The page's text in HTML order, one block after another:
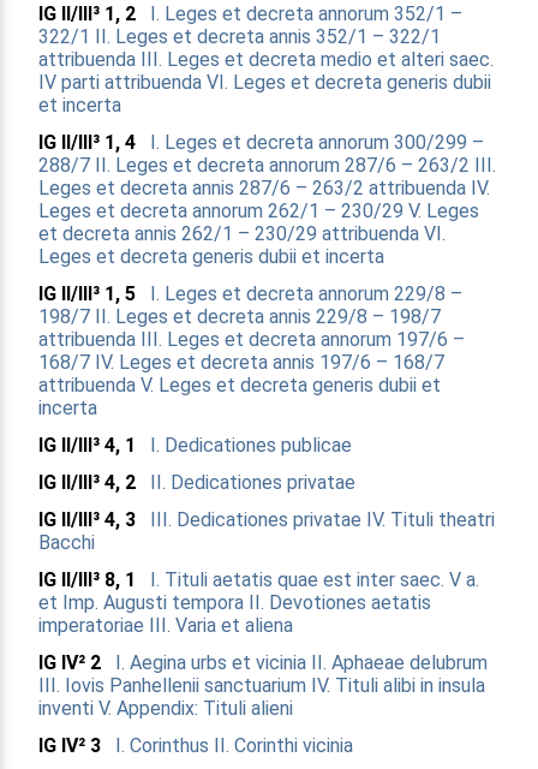
IG II/III³ 1, 2
I. Leges et decreta annorum 352/1 –
322/1 II. Leges et decreta annis 352/1 – 322/1
attribuenda III. Leges et decreta medio et alteri saec.
IV parti attribuenda VI. Leges et decreta generis dubii
et incerta
IG II/III³ 1, 4
I. Leges et decreta annorum 300/299 –
288/7 II. Leges et decreta annorum 287/6 – 263/2 III.
Leges et decreta annis 287/6 – 263/2 attribuenda IV.
Leges et decreta annorum 262/1 – 230/29 V. Leges
et decreta annis 262/1 – 230/29 attribuenda VI.
Leges et decreta generis dubii et incerta
IG II/III³ 1, 5
I. Leges et decreta annorum 229/8 –
198/7 II. Leges et decreta annis 229/8 – 198/7
attribuenda III. Leges et decreta annorum 197/6 –
168/7 IV. Leges et decreta annis 197/6 – 168/7
attribuenda V. Leges et decreta generis dubii et
incerta
IG II/III³ 4, 1
I. Dedicationes publicae
IG II/III³ 4, 2
II. Dedicationes privatae
IG II/III³ 4, 3
III. Dedicationes privatae IV. Tituli theatri
Bacchi
IG II/III³ 8, 1
I. Tituli aetatis quae est inter saec. V a.
et Imp. Augusti tempora II. Devotiones aetatis
imperatoriae III. Varia et aliena
IG IV² 2
I. Aegina urbs et vicinia II. Aphaeae delubrum
III. Iovis Panhellenii sanctuarium IV. Tituli alibi in insula
inventi V. Appendix: Tituli alieni
IG IV² 3
I. Corinthus II. Corinthi vicinia